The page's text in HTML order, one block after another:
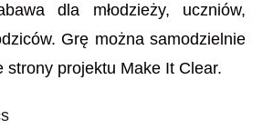
dla młodzieży, uczniów,
Grę można samodzielnie
strony projektu Make It Clear.